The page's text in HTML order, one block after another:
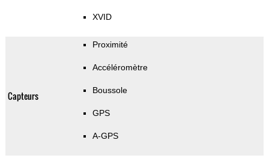
XVID
Capteurs
Proximité
Accéléromètre
Boussole
GPS
A-GPS